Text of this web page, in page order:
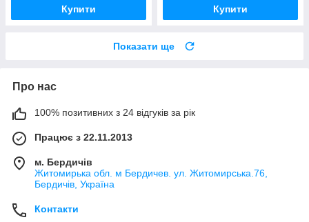
Купити Купити
Показати ще
Про нас
100% позитивних з 24 відгуків за рік
Працює з 22.11.2013
м. Бердичів
Житомирька обл. м Бердичев. ул. Житомирська.76,
Бердичів, Україна
Контакти